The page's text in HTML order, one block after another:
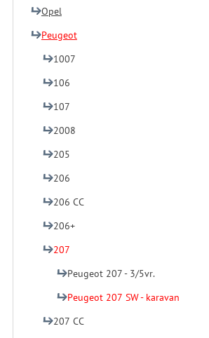
Opel
Peugeot
1007
106
107
2008
205
206
206 CC
206+
207
Peugeot 207 - 3/5vr.
Peugeot 207 SW - karavan
207 CC